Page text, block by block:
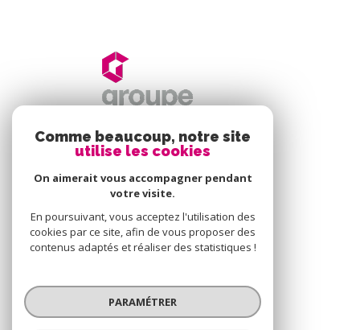
VOTRE ESPACE
Espace propriétaire
SE CONNECTER
Comme beaucoup, notre site
utilise les cookies
On aimerait vous accompagner pendant
votre visite.
En poursuivant, vous acceptez l'utilisation des
cookies par ce site, afin de vous proposer des
contenus adaptés et réaliser des statistiques !
PARAMÉTRER